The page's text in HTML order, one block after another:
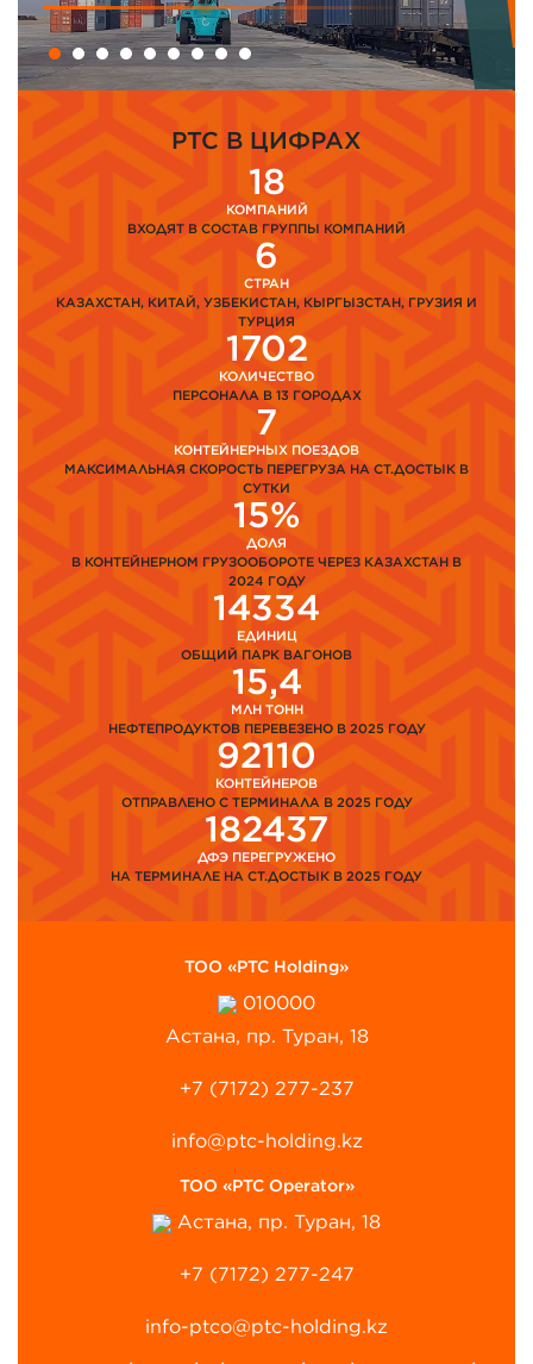
PTC В ЦИФРАХ
18
КОМПАНИЙ
ВХОДЯТ В СОСТАВ ГРУППЫ КОМПАНИЙ
6
СТРАН
КАЗАХСТАН, КИТАЙ, УЗБЕКИСТАН, КЫРГЫЗСТАН, ГРУЗИЯ И
ТУРЦИЯ
1702
КОЛИЧЕСТВО
ПЕРСОНАЛА В 13 ГОРОДАХ
7
КОНТЕЙНЕРНЫХ ПОЕЗДОВ
МАКСИМАЛЬНАЯ СКОРОСТЬ ПЕРЕГРУЗА НА СТ.ДОСТЫК В
СУТКИ
15%
ДОЛЯ
В КОНТЕЙНЕРНОМ ГРУЗООБОРОТЕ ЧЕРЕЗ КАЗАХСТАН В
2024 ГОДУ
14334
ЕДИНИЦ
ОБЩИЙ ПАРК ВАГОНОВ
15,4
МЛН ТОНН
НЕФТЕПРОДУКТОВ ПЕРЕВЕЗЕНО В 2025 ГОДУ
92110
КОНТЕЙНЕРОВ
ОТПРАВЛЕНО С ТЕРМИНАЛА В 2025 ГОДУ
182437
ДФЭ ПЕРЕГРУЖЕНО
НА ТЕРМИНАЛЕ НА СТ.ДОСТЫК В 2025 ГОДУ
ТОО «PTC Holding»
010000
Астана, пр. Туран, 18
+7 (7172) 277-237
info@ptc-holding.kz
ТОО «PTC Operator»
Астана, пр. Туран, 18
+7 (7172) 277-247
info-ptco@ptc-holding.kz